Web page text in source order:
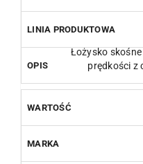
Łożysko
prędkości z